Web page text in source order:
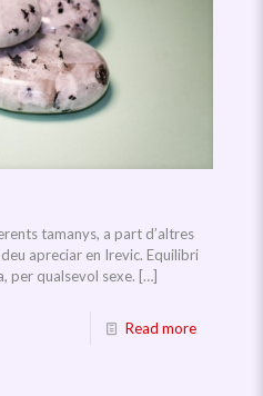
tamanys, a part d’altres
apreciar en Irevic. Equilibri
per qualsevol sexe. […]
Read more